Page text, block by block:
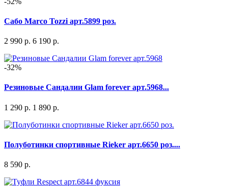
Сабо Marco Tozzi арт.5899 роз.
2 990 р. 6 190 р.
-32%
Резиновые Сандалии Glam forever арт.5968...
1 290 р. 1 890 р.
Полуботинки спортивные Rieker арт.6650 роз....
8 590 р.